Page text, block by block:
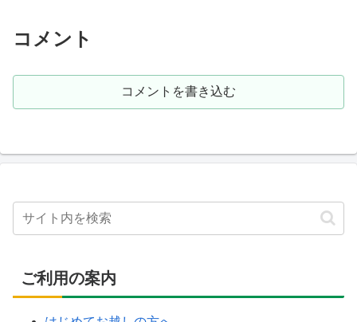
コメント
コメントを書き込む
ご利用の案内